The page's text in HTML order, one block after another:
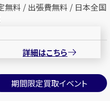
無料 / 出張費無料 / 日本全国
詳細はこちら
期間限定買取イベント